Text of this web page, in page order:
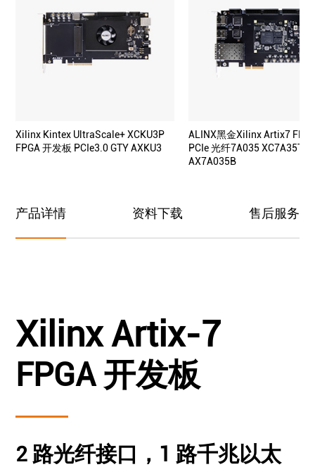
Xilinx Kintex UltraScale+ XCKU3P
FPGA 开发板 PCIe3.0 GTY AXKU3
ALINX黑金Xilinx Artix7
PCIe 光纤7A035 XC7A35T
AX7A035B
产品详情 资料下载 售后服务
Xilinx Artix-7
FPGA 开发板
2 路光纤接口，1 路千兆以太